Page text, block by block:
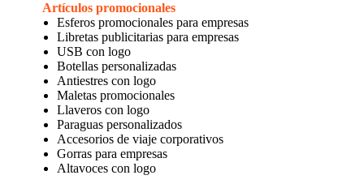
Artículos promocionales
Esferos promocionales para empresas
Libretas publicitarias para empresas
USB con logo
Botellas personalizadas
Antiestres con logo
Maletas promocionales
Llaveros con logo
Paraguas personalizados
Accesorios de viaje corporativos
Gorras para empresas
Altavoces con logo